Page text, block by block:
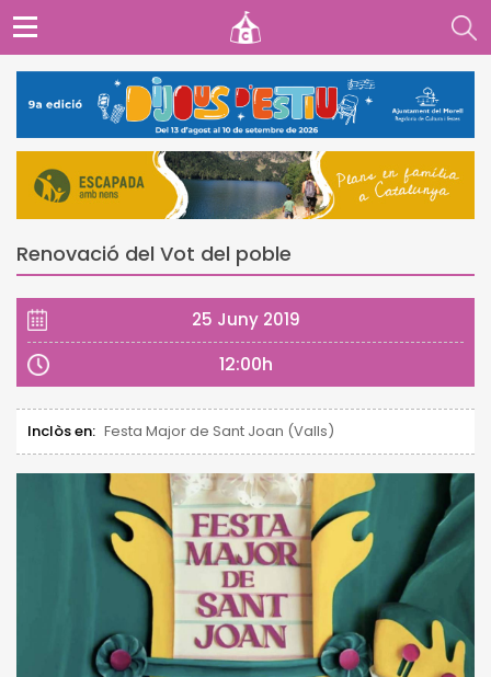
Renovació del Vot del poble
25 Juny 2019
12:00h
Inclòs en: Festa Major de Sant Joan (Valls)